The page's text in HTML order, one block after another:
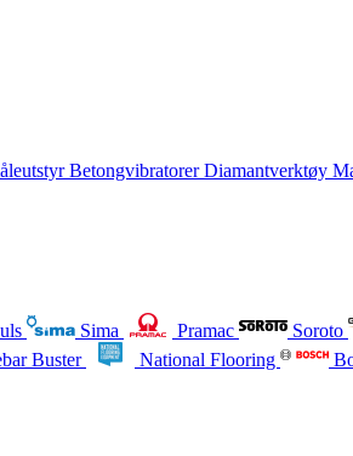
BetongvibratorerDiamantverktøy
Sima Pramac Soroto
Buster National Flooring